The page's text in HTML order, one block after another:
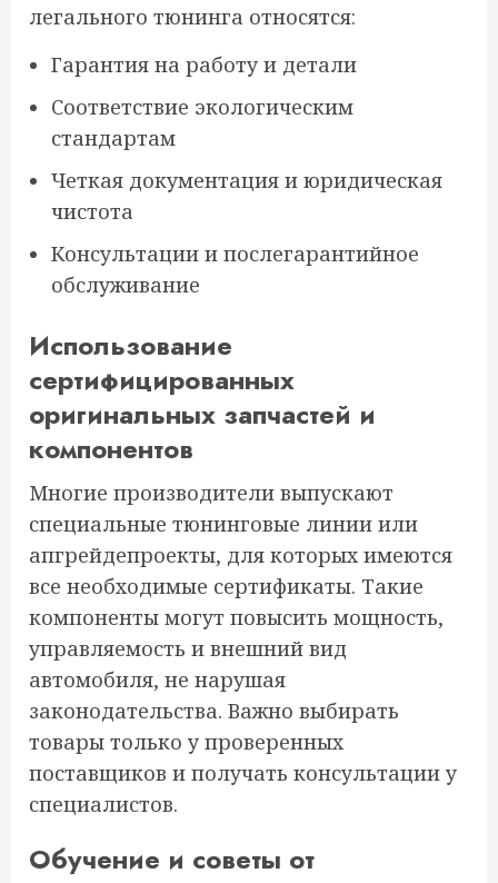
легального тюнинга относятся:
Гарантия на работу и детали
Соответствие экологическим
стандартам
Четкая документация и юридическая
чистота
Консультации и послегарантийное
обслуживание
Использование
сертифицированных
оригинальных запчастей и
компонентов
Многие производители выпускают
специальные тюнинговые линии или
апгрейдепроекты, для которых имеются
все необходимые сертификаты. Такие
компоненты могут повысить мощность,
управляемость и внешний вид
автомобиля, не нарушая
законодательства. Важно выбирать
товары только у проверенных
поставщиков и получать консультации у
специалистов.
Обучение и советы от